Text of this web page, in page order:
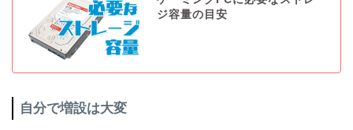
ジ容量の目安
自分で増設は大変